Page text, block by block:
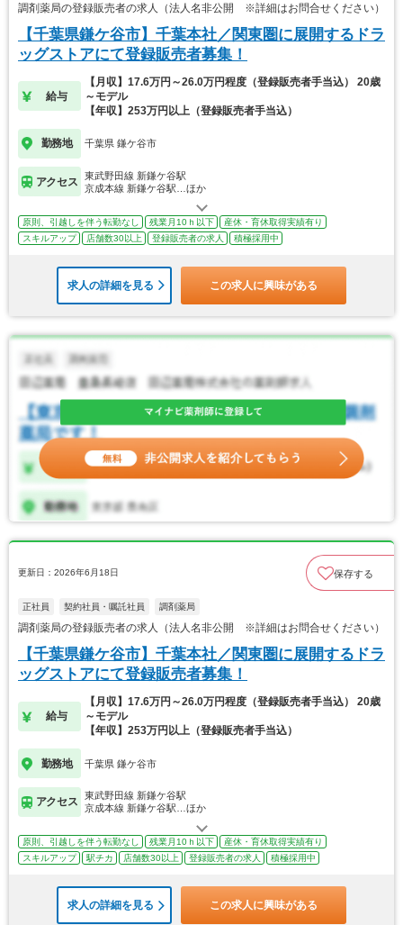
調剤薬局の登録販売者の求人（法人名非公開 ※詳細はお問合せください）
【千葉県鎌ケ谷市】千葉本社／関東圏に展開するドラ
ッグストアにて登録販売者募集！
給与
【月収】17.6万円～26.0万円程度（登録販売者手当込） 20歳
～モデル
【年収】253万円以上（登録販売者手当込）
勤務地 千葉県 鎌ケ谷市
アクセス
東武野田線 新鎌ケ谷駅
京成本線 新鎌ケ谷駅…ほか
原則、引越しを伴う転勤なし 残業月10ｈ以下
産休・育休取得実績有り
スキルアップ
店舗数30以上 登録販売者の求人 積極採用中
求人の詳細を見る この求人に興味がある
更新日：2026年6月18日 保存する
正社員 契約社員・嘱託社員 調剤薬局
調剤薬局の登録販売者の求人（法人名非公開 ※詳細はお問合せください）
【千葉県鎌ケ谷市】千葉本社／関東圏に展開するドラ
ッグストアにて登録販売者募集！
給与
【月収】17.6万円～26.0万円程度（登録販売者手当込） 20歳
～モデル
【年収】253万円以上（登録販売者手当込）
勤務地 千葉県 鎌ケ谷市
アクセス
東武野田線 新鎌ケ谷駅
京成本線 新鎌ケ谷駅…ほか
原則、引越しを伴う転勤なし 残業月10ｈ以下
産休・育休取得実績有り
スキルアップ
駅チカ 店舗数30以上 登録販売者の求人 積極採用中
求人の詳細を見る この求人に興味がある